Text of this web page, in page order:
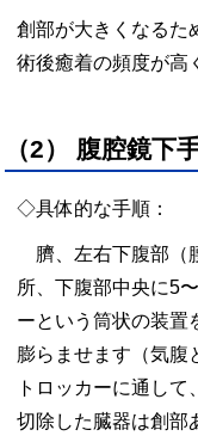
創部が大きくなるた
術後癒着の頻度が高
（2） 腹腔鏡下
◇具体的な手順：
臍、左右下腹部（
所、下腹部中央に5
ーという筒状の装置
膨らませます（気腹
トロッカーに通して
切除した臓器は創部